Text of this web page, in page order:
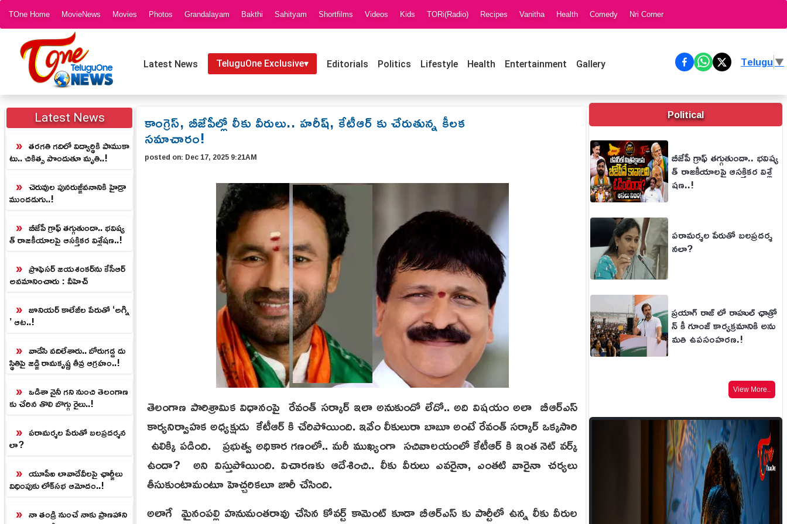
TOne Home MovieNews Movies Photos Grandalayam Bakthi Sahityam Shortfilms Videos Kids TORi(Radio) Recipes Vanitha Health Comedy Nri Corner
Latest News TeluguOne Exclusive▾ Editorials Politics Lifestyle Health Entertainment Gallery Telugu▼
Latest News
తరగతి గదిలో విద్యార్థికి పాముకా
టు.. చికిత్స పొందుతూ మృతి..!
చెరువుల పునరుజ్జీవనానికి హైడ్రా
ముందడుగు..!
బీజేపీ గ్రాఫ్ తగ్గుతుందా.. భవిష్య
త్ రాజకీయాలపై ఆసక్తికర విశ్లేషణ..!
ప్రొఫెసర్‌ జయశంకర్‌ను కేసీఆర్‌
అవమానించారు : వీహెచ్
జూనియర్‌ కాలేజీల పేరుతో ‘అగ్ని
’ ఆట..!
వాడేసి వదిలేశారు.. బోరుగడ్డ దు
స్థితిపై జడ్జి రామకృష్ణ తీవ్ర ఆగ్రహం..!
ఒడిశా నైనీ గని నుంచి తెలంగాణ
కు చేరిన తొలి బొగ్గు రైలు..!
పరామర్శల పేరుతో బలప్రదర్శన
లా?
యూపీఐ లావాదేవీలపై ఛార్జీలు
విధింపుకు లోక్‌సభ ఆమోదం..!
నా తండ్రి నుంచే నాకు ప్రాణహాని
కాంగ్రెస్, బీజేపీల్లో లీకు వీరులు.. హరీష్, కేటీఆర్ కు చేరుతున్న కీలక
సమాచారం!
posted on: Dec 17, 2025 9:21AM
తెలంగాణ పారిశ్రామిక విధానంపై రేవంత్ సర్కార్ ఇలా అనుకుందో లేదో.. అది విషయం అలా బీఆర్ఎస్
కార్యనిర్వాహక అధ్యక్షుడు కేటీఆర్ కి చేరిపోయింది. ఇవేం లీకులురా బాబూ అంటే రేవంత్ సర్కార్ ఒక్క‌సారి
ఉలిక్కి ప‌డింది. ప్ర‌భుత్వ అధికార గ‌ణంలో.. మ‌రీ ముఖ్యంగా స‌చివాల‌యంలో కేటీఆర్ కి ఇంత నెట్ వ‌ర్క్
ఉందా? అని విస్తుపోయింది. విచారణకు ఆదేశించి.. లీకు వీరులు ఎవరైనా, ఎంతటి వారైనా చర్యలు
తీసుకుంటామంటూ హెచ్చరికలూ జారీ చేసింది.
అలాగే మైనంప‌ల్లి హ‌నుమంత‌రావు చేసిన కోవ‌ర్ట్ కామెంట్ కూడా బీఆర్ఎస్ కు పార్టీలో ఉన్న లీకు వీరుల
Political
బీజేపీ గ్రాఫ్ తగ్గుతుందా.. భవిష్య
త్ రాజకీయాలపై ఆసక్తికర విశ్లే
షణ..!
పరామర్శల పేరుతో బలప్రదర్శ
నలా?
ప్రయాగ్ రాజ్ లో రాహుల్ ఛాత్రో
న్ కీ గూంజ్ కార్యక్రమానికి అను
మతి ఉపసంహరణ.!
View More..